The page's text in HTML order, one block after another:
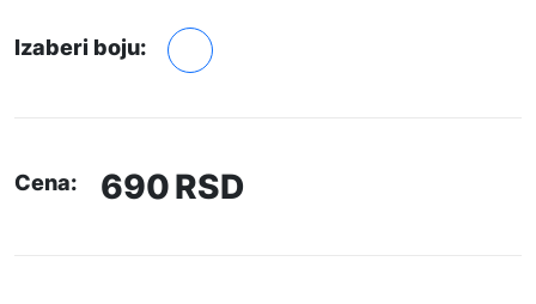
Izaberi boju:
Cena: 690RSD